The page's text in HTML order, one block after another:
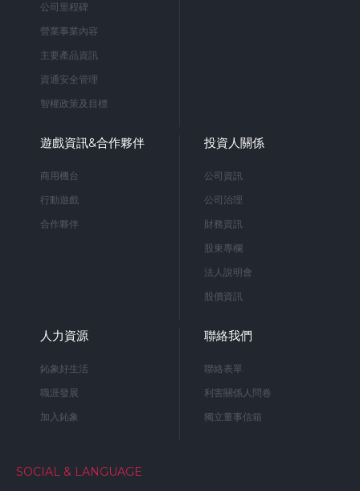
公司里程碑
營業事業內容
主要產品資訊
資通安全管理
智權政策及目標
遊戲資訊&合作夥伴
商用機台
行動遊戲
合作夥伴
投資人關係
公司資訊
公司治理
財務資訊
股東專欄
法人說明會
股價資訊
人力資源
鈊象好生活
職涯發展
加入鈊象
聯絡我們
聯絡表單
利害關係人問卷
獨立董事信箱
SOCIAL & LANGUAGE